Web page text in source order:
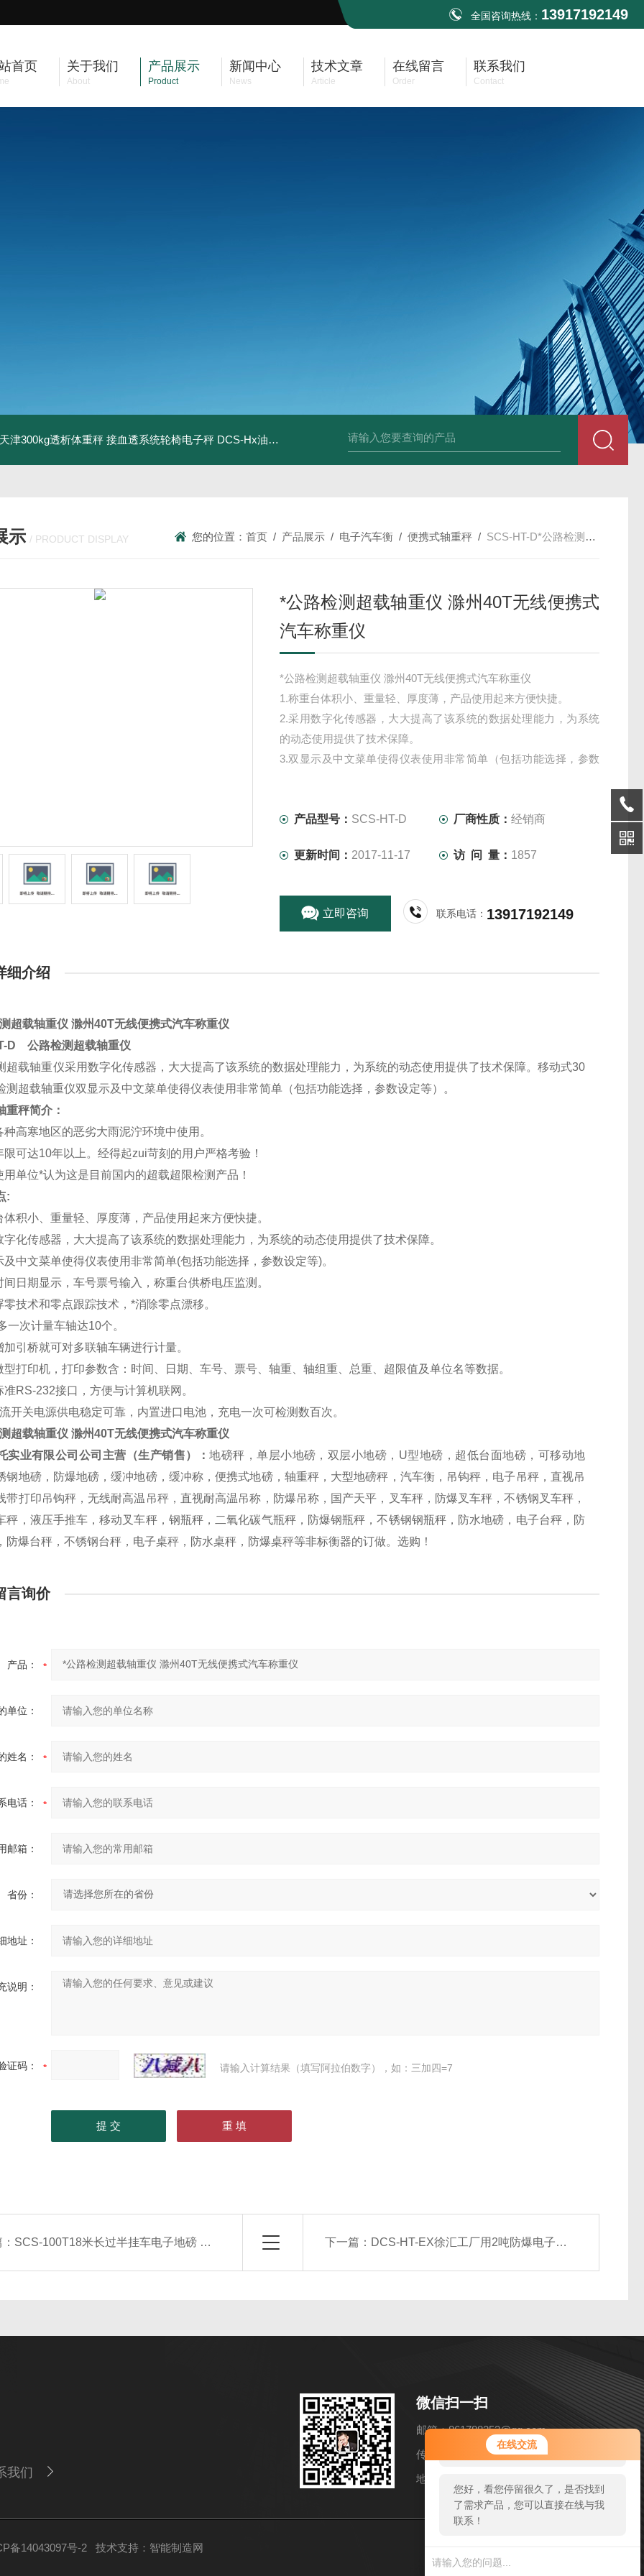
在线交流
您好！欢迎前来咨询，很高兴为您
服务，请问您要咨询什么问题呢？
您好，看您停留很久了，是否找到
了需求产品，您可以直接在线与我
联系！
全国咨询热线： 13917192149
首页 关于我们
About
产品展示
Product
新闻中心
News
技术文章
Article
在线留言
Order
联系我们
Contact
津300kg透析体重秤 接血透系统轮椅电子秤 DCS-Hx油桶搬运车电子秤 上海350kg防爆倒桶称 HT808300kg带座椅轮椅秤 血透室轮椅
示 / PRODUCT DISPLAY 您的位置：首页 / 产品展示 / 电子汽车衡 /便携式轴重秤 / SCS-HT-D*公路检测超载轴重仪 滁州40T无线便携式汽车称重仪
*公路检测超载轴重仪 滁州40T无线便携式
汽车称重仪
*公路检测超载轴重仪 滁州40T无线便携式汽车称重仪
1.称重台体积小、重量轻、厚度薄，产品使用起来方便快捷。
2.采用数字化传感器，大大提高了该系统的数据处理能力，为系统
的动态使用提供了技术保障。
3.双显示及中文菜单使得仪表使用非常简单（包括功能选择，参数
产品型号： SCS-HT-D 厂商性质：经销商
更新时间： 2017-11-17 访 问 量： 1857
立即咨询 联系电话： 13917192149
细介绍
超载轴重仪 滁州40T无线便携式汽车称重仪
D 公路检测超载轴重仪
超载轴重仪采用数字化传感器，大大提高了该系统的数据处理能力，为系统的动态使用提供了技术保障。移动式30
测超载轴重仪双显示及中文菜单使得仪表使用非常简单（包括功能选择，参数设定等）。
重秤简介：
种高寒地区的恶劣大雨泥泞环境中使用。
限可达10年以上。经得起zui苛刻的用户严格考验！
用单位*认为这是目前国内的超载超限检测产品！
:
体积小、重量轻、厚度薄，产品使用起来方便快捷。
字化传感器，大大提高了该系统的数据处理能力，为系统的动态使用提供了技术保障。
及中文菜单使得仪表使用非常简单(包括功能选择，参数设定等)。
间日期显示，车号票号输入，称重台供桥电压监测。
零技术和零点跟踪技术，*消除零点漂移。
一次计量车轴达10个。
加引桥就可对多联轴车辆进行计量。
型打印机，打印参数含：时间、日期、车号、票号、轴重、轴组重、总重、超限值及单位名等数据。
准RS-232接口，方便与计算机联网。
开关电源供电稳定可靠，内置进口电池，充电一次可检测数百次。
超载轴重仪 滁州40T无线便携式汽车称重仪
实业有限公司公司主营（生产销售）：地磅秤，单层小地磅，双层小地磅，U型地磅，超低台面地磅，可移动地
钢地磅，防爆地磅，缓冲地磅，缓冲称，便携式地磅，轴重秤，大型地磅秤，汽车衡，吊钩秤，电子吊秤，直视吊
带打印吊钩秤，无线耐高温吊秤，直视耐高温吊称，防爆吊称，国产天平，叉车秤，防爆叉车秤，不锈钢叉车秤，
秤，液压手推车，移动叉车秤，钢瓶秤，二氧化碳气瓶秤，防爆钢瓶秤，不锈钢钢瓶秤，防水地磅，电子台秤，防
防爆台秤，不锈钢台秤，电子桌秤，防水桌秤，防爆桌秤等非标衡器的订做。选购！
言询价
产品：
单位：
姓名：
电话：
邮箱：
省份：
地址：
说明：
证码： 请输入计算结果（填写阿拉伯数字），如：三加四=7
SCS-100T18米长过半挂车电子地磅 温州80T汽车磅秤 100T地磅厂家 下一篇： DCS-HT-EX徐汇工厂用2吨防爆电子磅秤 3吨上海防爆地磅厂家价格
我们
微信扫一扫
邮箱：861788253@qq.com
传真：86-021-57858216
地址：上海市松江区洞泾镇长兴路652弄11号
备14043097号-2 技术支持： 智能制造网